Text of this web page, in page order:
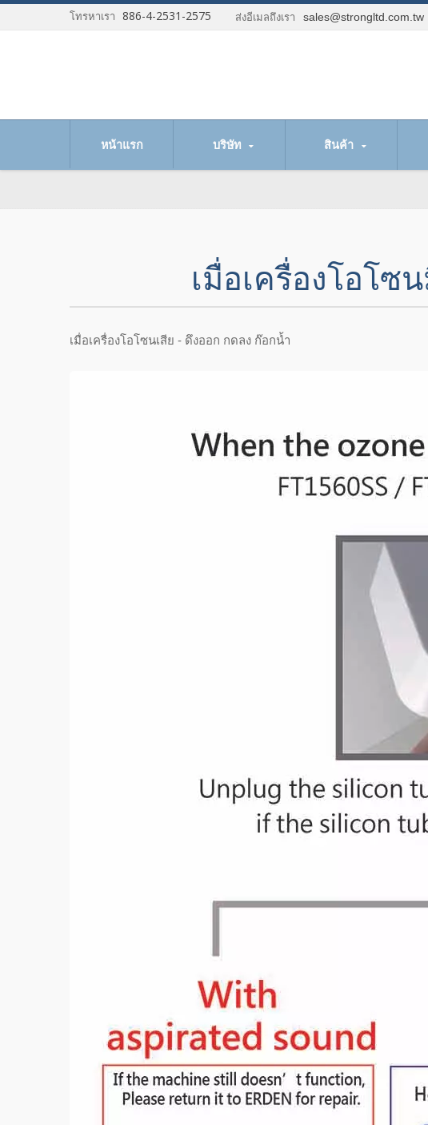
โทรหาเรา 886-4-2531-2575 ส่งอีเมลถึงเรา sales@strongltd.com.tw
หน้าแรก บริษัท สินค้า
เมื่อเครื่องโอโ
เมื่อเครื่องโอโซนเสีย - ดึงออก กดลง ก๊อกน้ำ